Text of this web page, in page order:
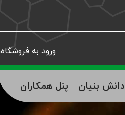
ورود به فروشگاه
دانش بنیان پنل همکاران